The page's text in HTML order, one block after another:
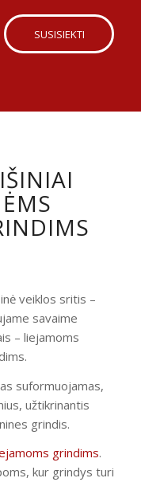
SUSISIEKTI
veiklos sritis –
savaime
– liejamoms
suformuojamas,
užtikrinantis
grindis.
grindims.
kur grindys turi